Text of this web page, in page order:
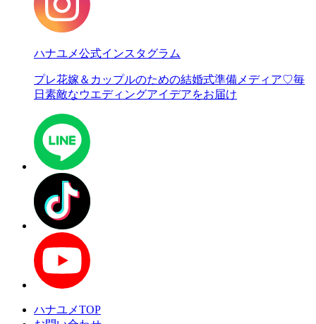
ハナユメ公式インスタグラム
プレ花嫁＆カップルのための結婚式準備メディア♡毎
日素敵なウエディングアイデアをお届け
ハナユメTOP